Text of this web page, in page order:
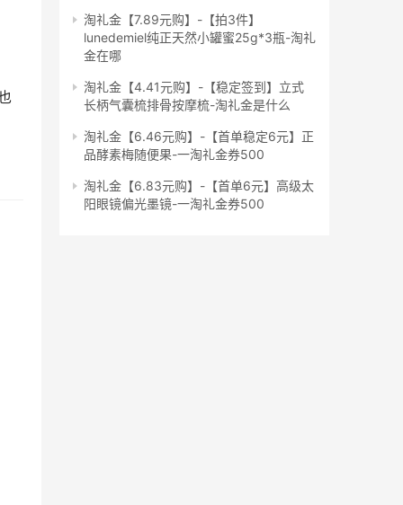
淘礼金【7.89元购】-【拍3件】
lunedemiel纯正天然小罐蜜25g*3瓶-淘礼
金在哪
淘礼金【4.41元购】-【稳定签到】立式
长柄气囊梳排骨按摩梳-淘礼金是什么
淘礼金【6.46元购】-【首单稳定6元】正
品酵素梅随便果-一淘礼金券500
淘礼金【6.83元购】-【首单6元】高级太
阳眼镜偏光墨镜-一淘礼金券500